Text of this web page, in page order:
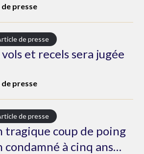
presse
de presse
et recels sera jugée
presse
de presse
tragique coup de poing
condamné à cinq ans